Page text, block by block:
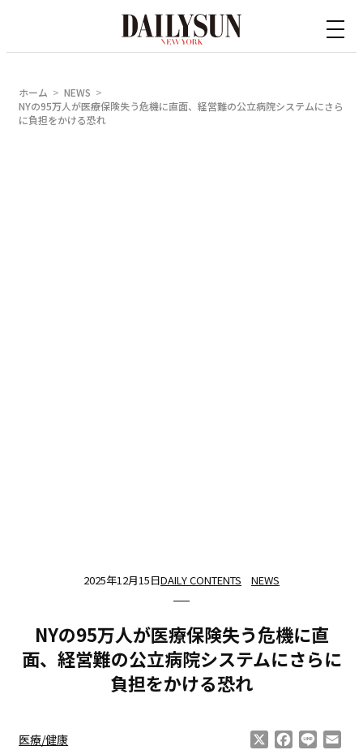
ホーム
NEWS
NYの95万人が医療保険失う危機に直面、経営難の公立病院システムにさら
に負担をかける恐れ
2025年12月15日DAILY CONTENTS NEWS
NYの95万人が医療保険失う危機に直
面、経営難の公立病院システムにさらに
負担をかける恐れ
医療/健康 Facebook
Line